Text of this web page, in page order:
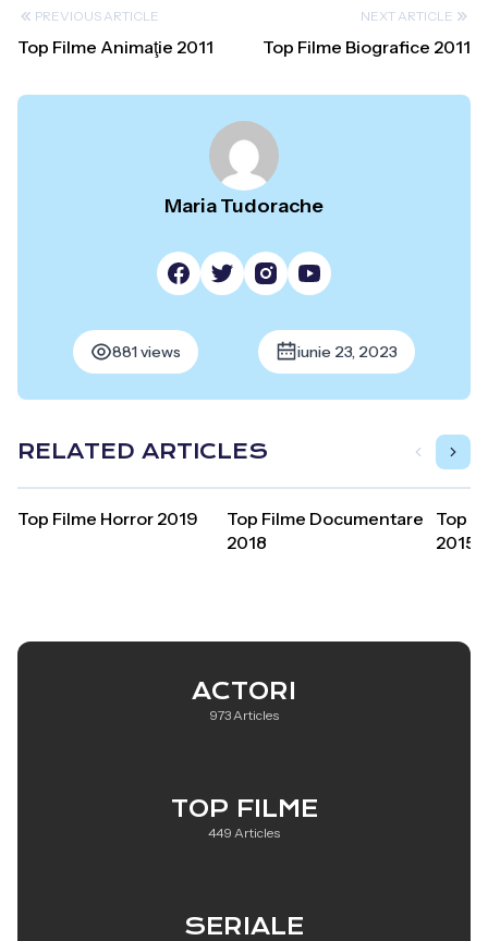
PREVIOUS ARTICLE
Top Filme Animaţie 2011
NEXT ARTICLE
Top Filme Biografice 2011
Maria Tudorache
881 views iunie 23, 2023
RELATED ARTICLES
Top Filme Horror 2019
Top Filme Documentare
2018
Top
2015
ACTORI
973 Articles
TOP FILME
449 Articles
SERIALE